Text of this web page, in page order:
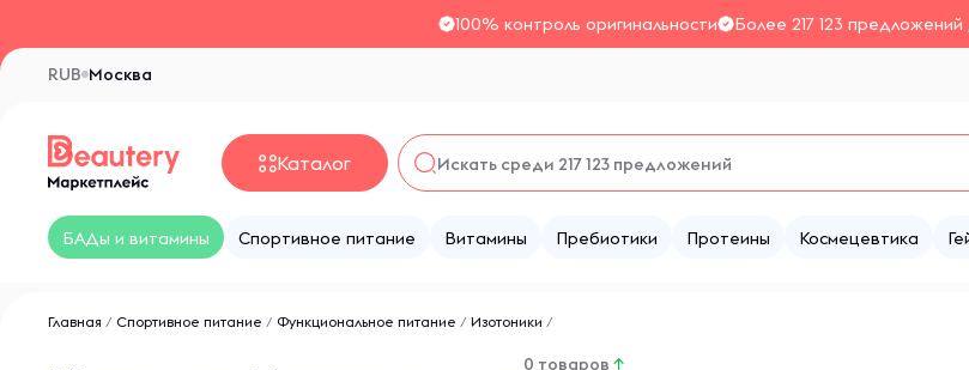
100% контроль оригинальности Более 217 123
Москва
RUB
Каталог
БАДы и витамины Спортивное питание Витамины Пребиотики Протеины Космецевтика
Главная / Спортивное питание / Функциональное питание / Изотоники /
0 товаров ↑